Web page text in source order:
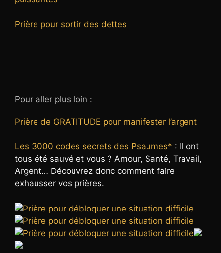
Prière pour sortir des dettes
Pour aller plus loin :
Prière de GRATITUDE pour manifester l’argent
Les 3000 codes secrets des Psaumes* : Il ont
tous été sauvé et vous ? Amour, Santé, Travail,
Argent… Découvrez donc comment faire
exhausser vos prières.